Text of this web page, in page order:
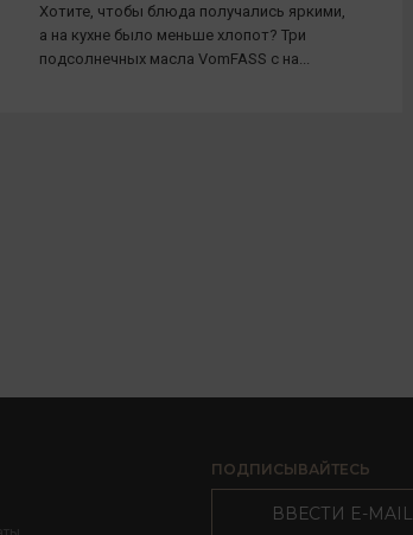
Хотите, чтобы блюда получались яркими,
а на кухне было меньше хлопот? Три
подсолнечных масла VomFASS с на...
ПОДПИСЫВАЙТЕСЬ
ВВЕСТИ E-MAIL